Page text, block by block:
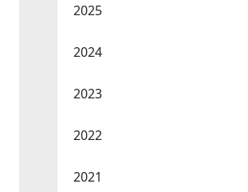
2025
2024
2023
2022
2021